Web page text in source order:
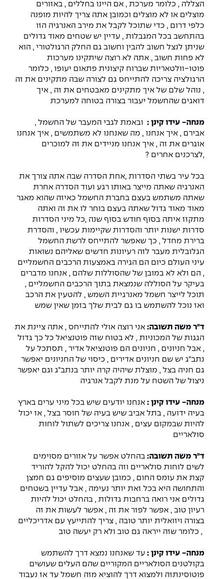
הצללה , כלומר מערכת , אם היינו בחללים , באזורים
מוצלים או לא מוצלים וכמובן אתה צריך להיות מופנה
כלפי דרום , כדי שתוכל לקבל את מירב האנרגיה הזו
בהתחשב בכל המגבלות , עדיין יש שטחים מאוד גדולים
שניתן לנצל חשוב להבין וחשוב גם החלק הרגולטורי , הוא
לא פחות חשוב , אתה לא רוצה שיתקינו מערכות
פוטו-וולטאריות שברוח קיצונית פתאום יעופו , כלומר
הרגולציה צריכה להתייחס גם לצורה שבה מתקינים את זה
, נוהל שלם של איך מתקינים מאבטחים את זה , איך
דואגים שהחשמל יעבור בצורה בטוחה למערכת
מנחה- עידו קינן : ובאמת לגבי המעבר של החשמל ,
אבירם , איך אנחנו , מה שאנחנו לא משתמשים , איך אנחנו
אוגרים את זה , איך אנחנו מניידים את זה למוכרים
,לצרכנים אחרים ?
בכל עיר בשתי הסדרות ,אחת הסדרה שבה אתה צורך את
האנרגיה שאתה מייצר באותו רגע ועוד הסדרה אחרת
שאתה משתמש בעצם בחברת החשמל כאיזה שהוא מאגר
מאוד מאוד גדול שאתה בעצם בוחר לו את זה ואתה
מתקזז איתה בסוף חודש בסוף שנה ,כל מיני הסדרות
סדרות ישנות יותר והסדרות שקיימות עכשיו , והסדרת
ברירת מחדל , כך שאפשר להתייחס לרשת החשמל
הגלובלית מעבר לזה רעיונות חדשים שאליהם נשואות
עיני העולם כיום הם הגירה באמצעות הרכבים החשמליים
, הם ולא לא במובן של שהסוללות שלהם , אנחנו מדברים
בעיקר על הסוללה שנמצאת בתוך הרכבים החשמליים ,
תוכל לייצר חשמל מאנרגיית השמש , להטעין את הרכב
ואז נוכל להשתמש בו גם לבית שלך בזמן שאין שמש
ד"ר משה תשובה: אני רוצה אולי להתייחס , אתה ציינת את
הגגות של המכוניות , לא בטוח שזה פוטנציאל כל כך גדול
, אבל חניונים , חניונים הם פוטנציאל אדיר , תסתכל על
נתב"ג יש שם חניונים אדירים , כיסוי של החניונים יאפשר
גם חניה בצל , מוצלת שיהיה קרה יותר בנתב"ג וגם יאפשר
ניצול של השטח על מנת לקבל אנרגיה
מנחה- עידו קינן : אנחנו יודעים שיש בכל מיני ערים בארץ
בעיה ידועה , בתל אביב שיש בעיה של חוסר בצל , אז יכול
להיות שבמקום עצים , אנחנו צריכים לשתול לוחות
סולאריים
ד"ר משה תשובה: בהחלט אפשר על אזורים מסוימים
לשים לוחות סולאריים וזה בהחלט יכול להקל להוריד
קצת את עומס החום , כמובן שעצים מוסיפים גם חמצן
והתחושה היא בכל זאת יותר נעימה , אבל עדיין בשטחים
גדולים אני רואה ברחבות גדולות , בהחלט יכול להיות
רעיון טוב , אפשר לפזר את זה , אפשר לעשות את זה
בצורה ויזואלית יותר טובה , צריך להתייעץ עם אדריכליים
, כלומר שזה ייראה גם טוב ולא רק יעשה טוב
מנחה- עידו קינן : עד שאנחנו נמצא דרך להשתמש
בקולטנים הסולאריים המקוריים שהם העלים שעושים
פוטוסינתזה ולמצוא דרך להוציא מזה חשמל עד אז נעבוד